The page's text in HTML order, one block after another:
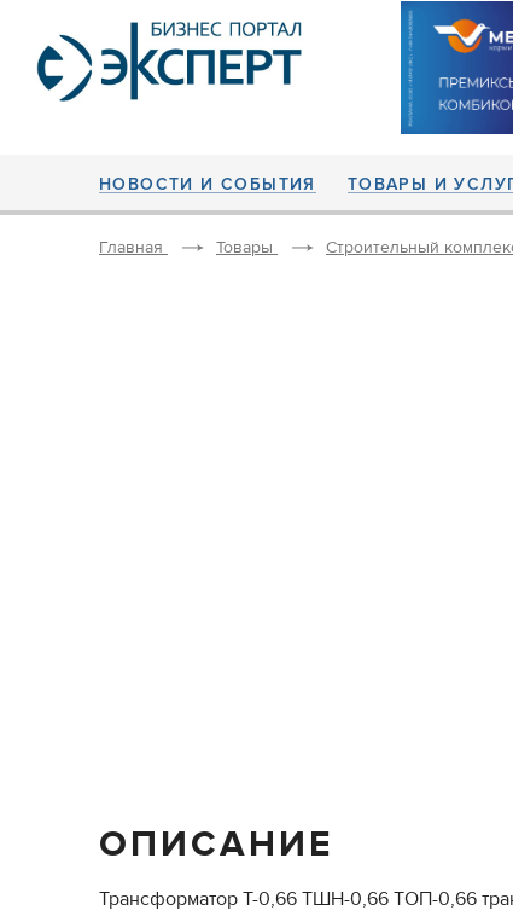
НОВОСТИ И СОБЫТИЯ ТОВАРЫ И
Главная Товары Строительный
ОПИСАНИЕ
Трансформатор Т-0,66 ТШН-0,66 ТОП-0,66